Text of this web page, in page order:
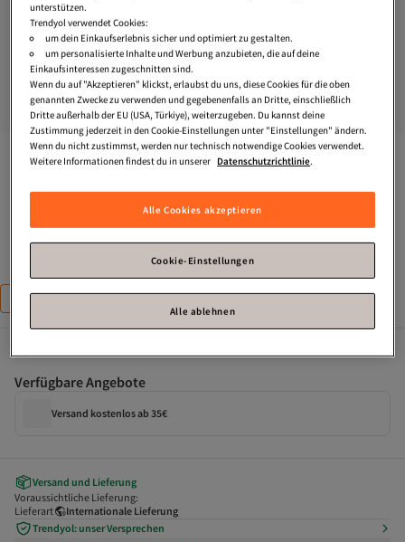
Trendyol CollectionIndigo-Strick-T-Shirt aus 100 %
Baumwolle mit Rücken- und Vorderdruck in Übergröße/Breite
Passform TWOSS24TS00183
Zahle deine Rechnung innerhalb von 30 Tagen – kostenfrei.
Größe:XS
S M L XL
Verfügbare Angebote
Versand kostenlos ab 35€
Versand und Lieferung
Voraussichtliche Lieferung:
Lieferart
Internationale Lieferung
Trendyol: unser Versprechen
unterstützen.
Trendyol verwendet Cookies:
um dein Einkaufserlebnis sicher und optimiert zu gestalten.
um personalisierte Inhalte und Werbung anzubieten, die auf deine
Einkaufsinteressen zugeschnitten sind.
Wenn du auf "Akzeptieren" klickst, erlaubst du uns, diese Cookies für die oben
genannten Zwecke zu verwenden und gegebenenfalls an Dritte, einschließlich
Dritte außerhalb der EU (USA, Türkiye), weiterzugeben. Du kannst deine
Zustimmung jederzeit in den Cookie-Einstellungen unter "Einstellungen" ändern.
Wenn du nicht zustimmst, werden nur technisch notwendige Cookies verwendet.
Weitere Informationen findest du in unserer Datenschutzrichtlinie.
Alle Cookies akzeptieren
Cookie-Einstellungen
Alle ablehnen